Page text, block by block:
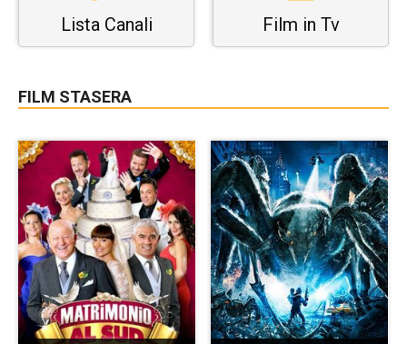
Lista Canali Film in Tv
FILM STASERA